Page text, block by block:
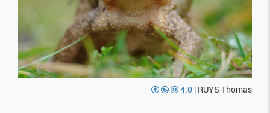
4.0 | RUYS Thomas